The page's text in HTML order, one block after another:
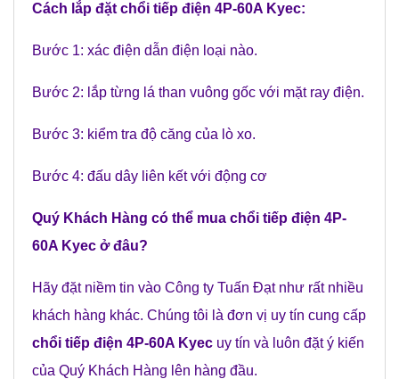
Cách lắp đặt chổi tiếp điện 4P-60A Kyec:
Bước 1: xác điện dẫn điện loại nào.
Bước 2: lắp từng lá than vuông gốc với mặt ray điện.
Bước 3: kiểm tra độ căng của lò xo.
Bước 4: đấu dây liên kết với động cơ
Quý Khách Hàng có thể mua chổi tiếp điện 4P-
60A Kyec ở đâu?
Hãy đặt niềm tin vào Công ty Tuấn Đạt như rất nhiều
khách hàng khác. Chúng tôi là đơn vị uy tín cung cấp
chổi tiếp điện 4P-60A Kyec uy tín và luôn đặt ý kiến
của Quý Khách Hàng lên hàng đầu.